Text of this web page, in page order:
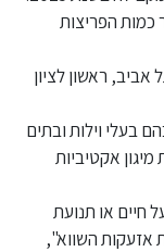
הפריצות
ראשון לציון
בעלי וילות ובתים
אקטיביות
חיים או תנועת
לצמצום של כ-90% בכמות אזעקות השווא",